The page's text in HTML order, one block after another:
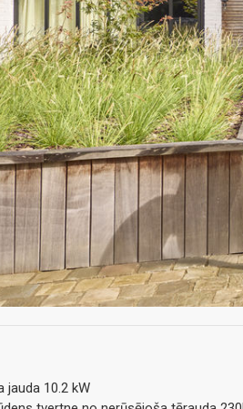
jauda 10.2 kW